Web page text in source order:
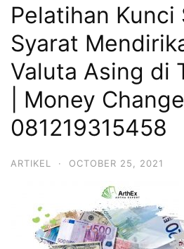
Pelatihan Kunci
Syarat
Valuta Asing di
| Money
081219315458
ARTIKEL · OCTOBER 25, 2021